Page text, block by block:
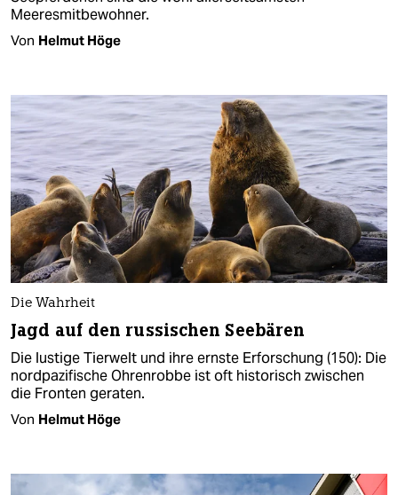
Meeresmitbewohner.
Von Helmut Höge
Die Wahrheit
Jagd auf den russischen Seebären
Die lustige Tierwelt und ihre ernste Erforschung (150): Die
nordpazifische Ohrenrobbe ist oft historisch zwischen
die Fronten geraten.
Von Helmut Höge